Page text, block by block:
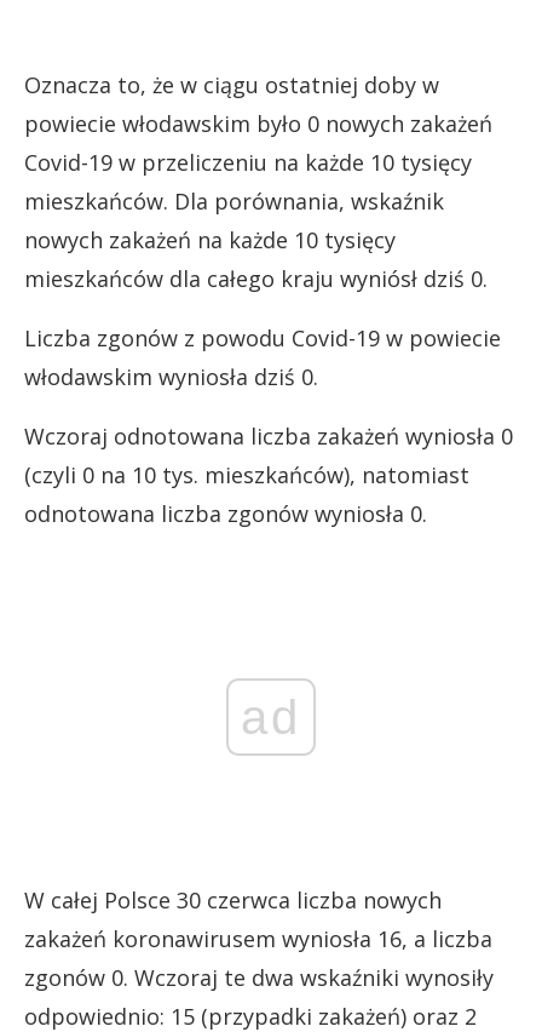
Oznacza to, że w ciągu ostatniej doby w
powiecie włodawskim było 0 nowych zakażeń
Covid-19 w przeliczeniu na każde 10 tysięcy
mieszkańców. Dla porównania, wskaźnik
nowych zakażeń na każde 10 tysięcy
mieszkańców dla całego kraju wyniósł dziś 0.
Liczba zgonów z powodu Covid-19 w powiecie
włodawskim wyniosła dziś 0.
Wczoraj odnotowana liczba zakażeń wyniosła 0
(czyli 0 na 10 tys. mieszkańców), natomiast
odnotowana liczba zgonów wyniosła 0.
ad
W całej Polsce 30 czerwca liczba nowych
zakażeń koronawirusem wyniosła 16, a liczba
zgonów 0. Wczoraj te dwa wskaźniki wynosiły
odpowiednio: 15 (przypadki zakażeń) oraz 2